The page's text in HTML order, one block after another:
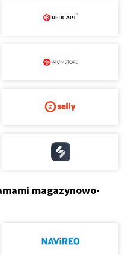
magazynowo-